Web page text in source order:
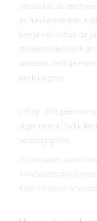
van de kat. Je leert
en hun kenmerken,
hoe je een kat op de
theoretische kennis
aan bod, zodat je met
om kunt gaan.
Let op: dit is géén
algemene
verzorgingstips.
Er zal nadien worden
kandidaten zijn om
kattentrimmer te